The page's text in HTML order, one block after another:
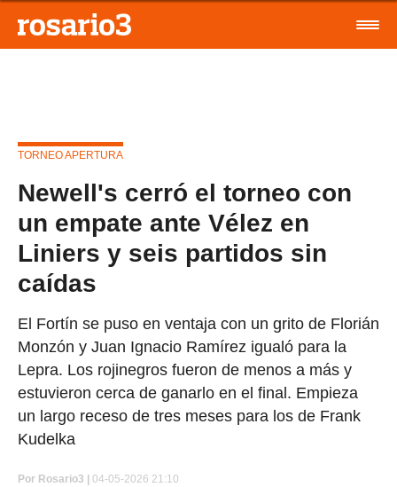
TORNEO APERTURA
Newell's cerró el torneo con
un empate ante Vélez en
Liniers y seis partidos sin
caídas
El Fortín se puso en ventaja con un grito de Florián
Monzón y Juan Ignacio Ramírez igualó para la
Lepra. Los rojinegros fueron de menos a más y
estuvieron cerca de ganarlo en el final. Empieza
un largo receso de tres meses para los de Frank
Kudelka
Por Rosario3 | 04-05-2026 21:10